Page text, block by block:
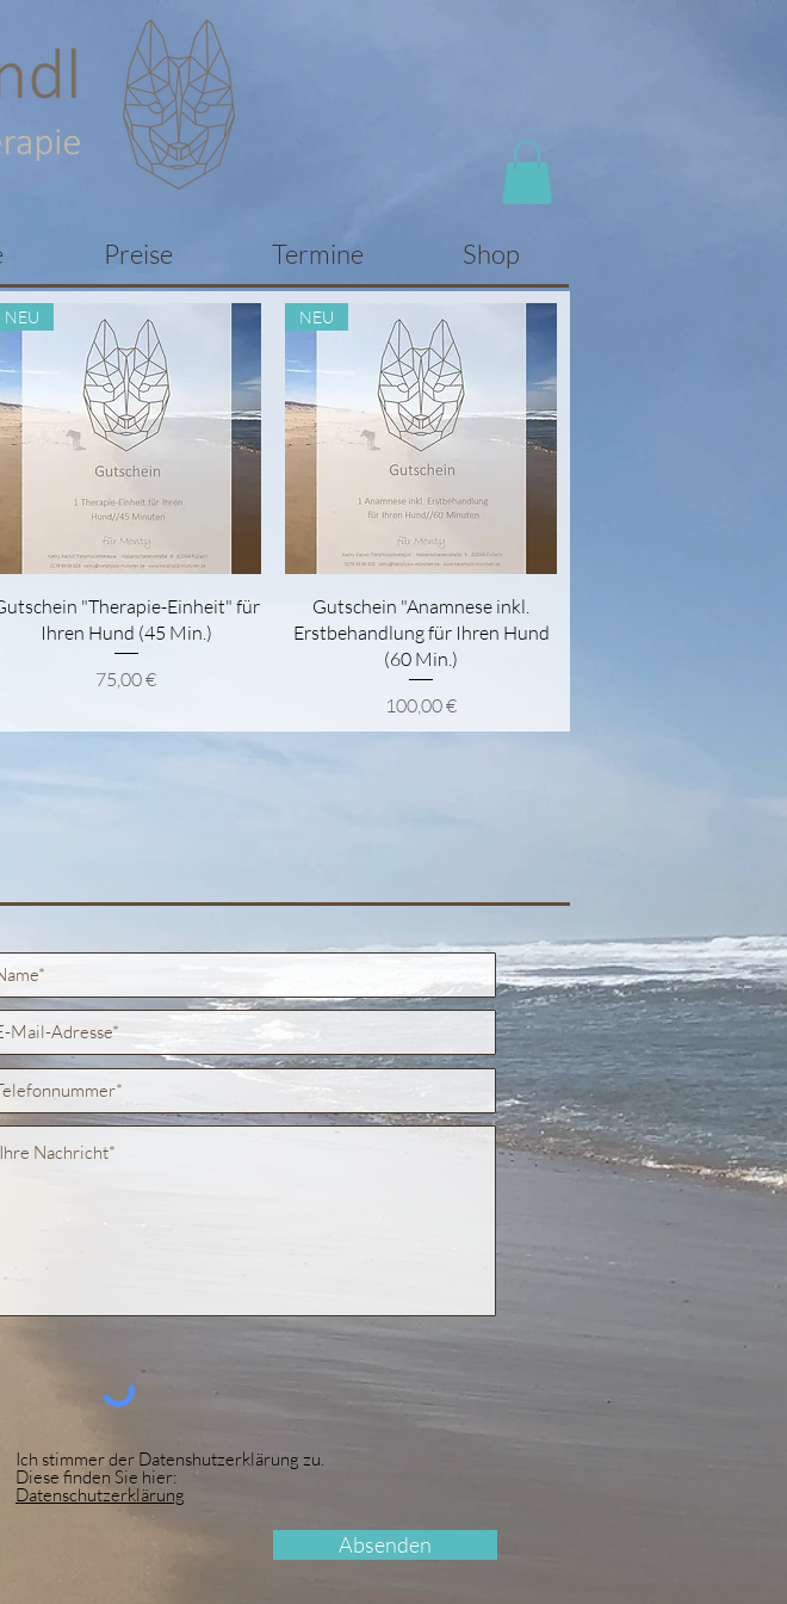
Preise Termine Shop
Schnellansicht
NEU
"Therapie-Einheit" für
Ihren Hund (45 Min.)
Preis
75,00 €
Schnellansicht
NEU
Gutschein "Anamnese inkl.
Erstbehandlung für Ihren Hund
(60 Min.)
Preis
100,00 €
Ich stimmer der Datenshutzerklärung zu.
Diese finden Sie hier:
Datenschutzerklärung
Absenden